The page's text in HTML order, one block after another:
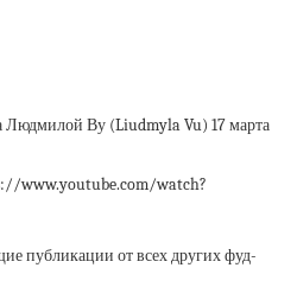
Людмилой Ву (Liudmyla Vu) 17 марта
www.youtube.com/watch?
публикации от всех других фуд-